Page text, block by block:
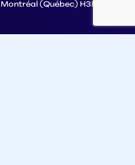
Montréal (Québec) H3B 4G7